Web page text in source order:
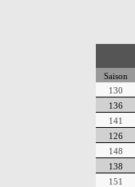
Saison
130
136
141
126
148
138
151